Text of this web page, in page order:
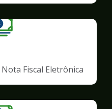
Fiscal Eletrônica